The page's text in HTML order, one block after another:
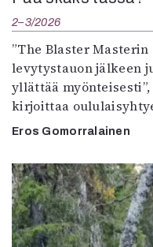
2–3/2026
”The Blaster
levytystauon jälkeen
yllättää myönteisesti”,
kirjoittaa
Eros Gomorralainen